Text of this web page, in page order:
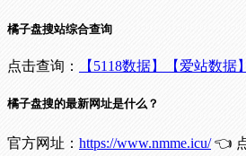
橘子盘搜站综合查询
点击查询： 【5118数据】 【爱站数据】
橘子盘搜的最新网址是什么？
官方网址： https://www.nmme.icu/👈